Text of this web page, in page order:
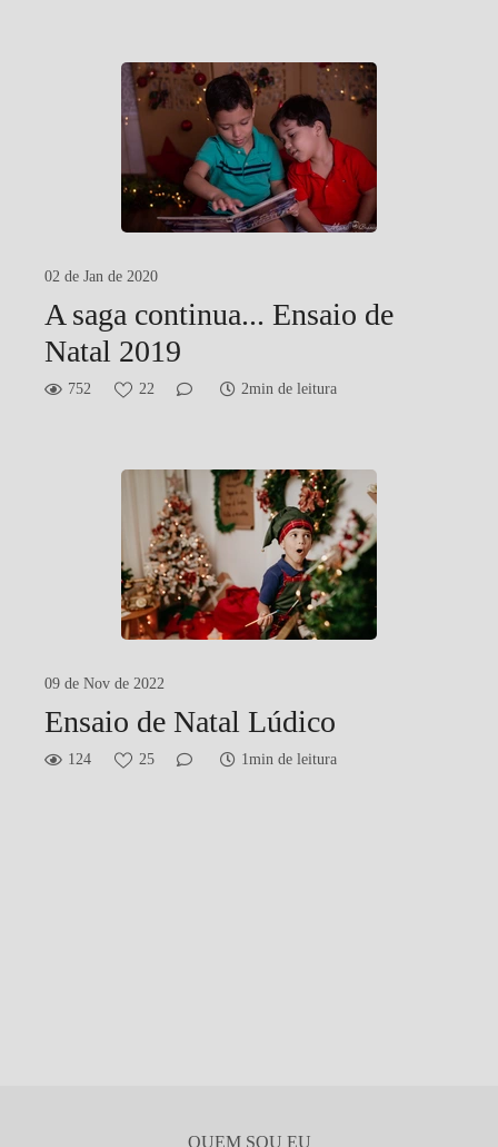
02 de Jan de 2020
A saga continua... Ensaio de
Natal 2019
752 22 2min de leitura
09 de Nov de 2022
Ensaio de Natal Lúdico
124 25 1min de leitura
QUEM SOU EU